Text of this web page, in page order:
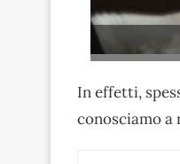
In effetti,
conosciamo a